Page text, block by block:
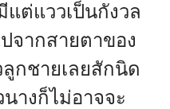
ต่แววเป็นกังวล
จากสายตาของ
กชายเลยสักนิด
างก็ไม่อาจจะ